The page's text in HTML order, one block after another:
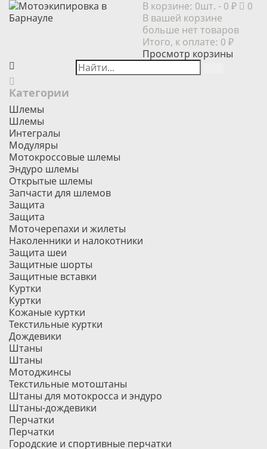
В корзине: 0шт. - 0 ₽
0
В вашей корзине
больше нет товаров
Итого, к оплате: 0 ₽
Просмотр корзины
Категории
Шлемы
Шлемы
Интегралы
Модуляры
Мотокроссовые шлемы
Эндуро шлемы
Открытые шлемы
Запчасти для шлемов
Защита
Защита
Моточерепахи и жилеты
Наколенники и налокотники
Защита шеи
Защитные шорты
Защитные вставки
Куртки
Куртки
Кожаные куртки
Текстильные куртки
Дождевики
Штаны
Штаны
Мотоджинсы
Текстильные мотоштаны
Штаны для мотокросса и эндуро
Штаны-дождевики
Перчатки
Перчатки
Городские и спортивные перчатки